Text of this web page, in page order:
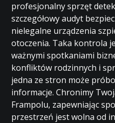
profesjonalny sprzęt
szczegółowy audyt
nielegalne urządzenia
otoczenia. Taka kontrola
ważnymi spotkaniami
konfliktów rodzinnych i
jedna ze stron może
informacje. Chronimy
Frampolu, zapewniając
przestrzeń jest wolna od